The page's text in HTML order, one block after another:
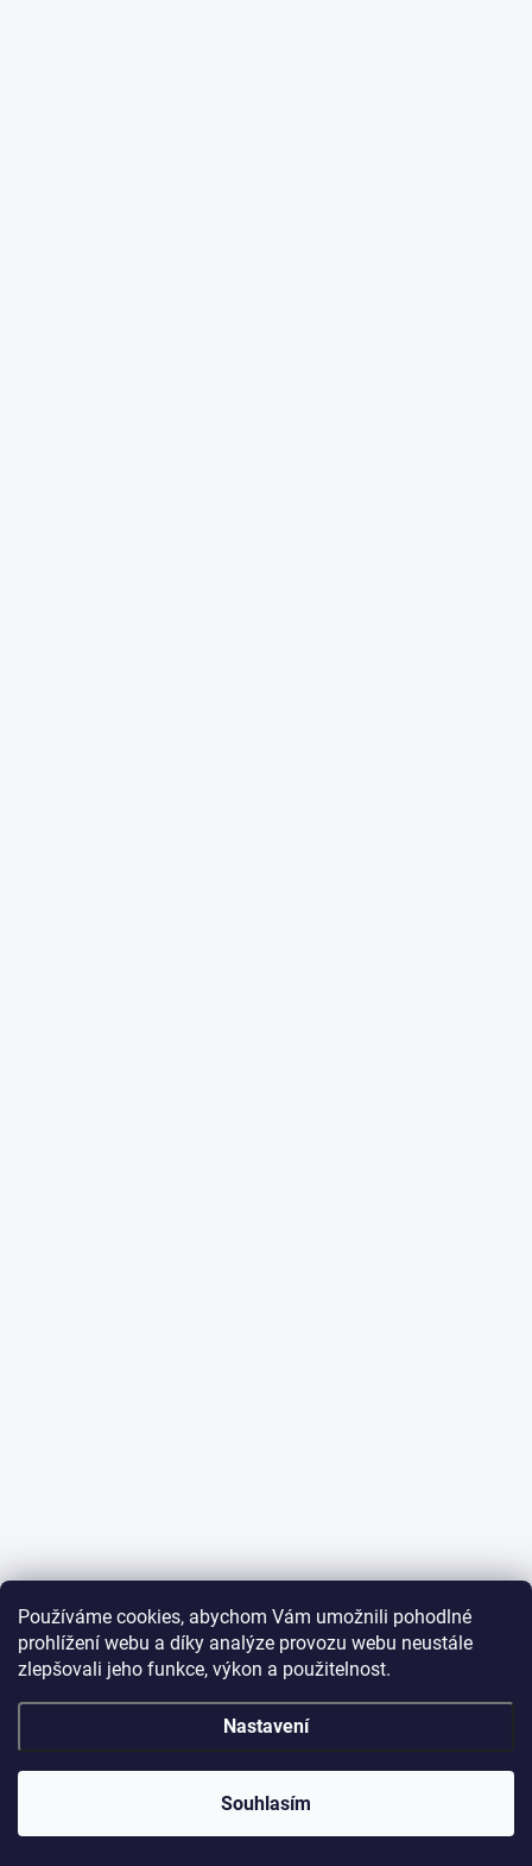
Používáme cookies, abychom Vám umožnili pohodlné
prohlížení webu a díky analýze provozu webu neustále
zlepšovali jeho funkce, výkon a použitelnost.
Nastavení
Souhlasím